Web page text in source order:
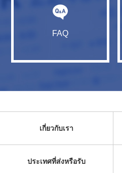
FAQ
เกี่ยวกับเรา
ประเทศที่ส่งหรือรับ